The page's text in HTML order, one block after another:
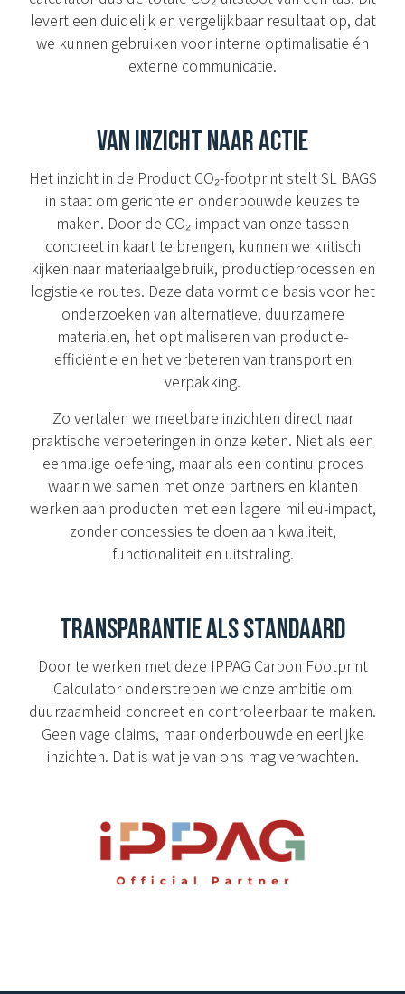
levert een duidelijk en vergelijkbaar resultaat op, dat
we kunnen gebruiken voor interne optimalisatie én
externe communicatie.
VAN INZICHT NAAR ACTIE
Het inzicht in de Product CO₂-footprint stelt SL BAGS
in staat om gerichte en onderbouwde keuzes te
maken. Door de CO₂-impact van onze tassen
concreet in kaart te brengen, kunnen we kritisch
kijken naar materiaalgebruik, productieprocessen en
logistieke routes. Deze data vormt de basis voor het
onderzoeken van alternatieve, duurzamere
materialen, het optimaliseren van productie-
efficiëntie en het verbeteren van transport en
verpakking.
Zo vertalen we meetbare inzichten direct naar
praktische verbeteringen in onze keten. Niet als een
eenmalige oefening, maar als een continu proces
waarin we samen met onze partners en klanten
werken aan producten met een lagere milieu-impact,
zonder concessies te doen aan kwaliteit,
functionaliteit en uitstraling.
TRANSPARANTIE ALS STANDAARD
Door te werken met deze IPPAG Carbon Footprint
Calculator onderstrepen we onze ambitie om
duurzaamheid concreet en controleerbaar te maken.
Geen vage claims, maar onderbouwde en eerlijke
inzichten. Dat is wat je van ons mag verwachten.